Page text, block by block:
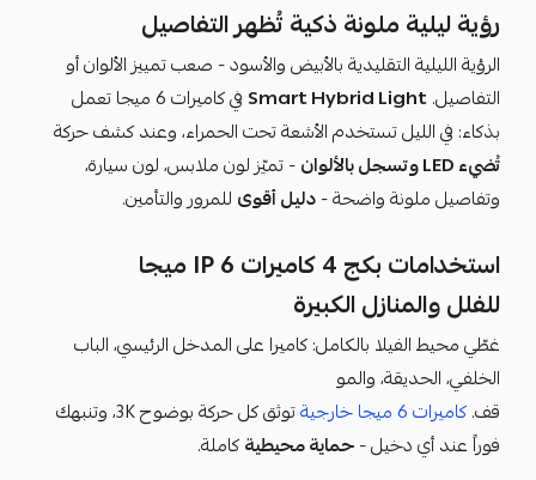
رؤية ليلية ملونة ذكية تُظهر التفاصيل
الرؤية الليلية التقليدية بالأبيض والأسود - صعب تمييز الألوان أو
التفاصيل.Smart Hybrid Light
في كاميرات 6 ميجا تعمل
بذكاء: في الليل تستخدم الأشعة تحت الحمراء، وعند كشف حركة
تُضيء LED وتسجل بالألوان
- تميّز لون ملابس، لون سيارة،
وتفاصيل ملونة واضحة -دليل أقوى للمرور والتأمين.
استخدامات بكج 4 كاميرات IP 6 ميجا
للفلل والمنازل الكبيرة
غطّي محيط الفيلا بالكامل: كاميرا على المدخل الرئيسي، الباب
الخلفي، الحديقة، والمو
قف.كاميرات 6 ميجا خارجية
توثق كل حركة بوضوح 3K، وتنبهك
فوراً عند أي دخيل -حماية محيطيةكاملة.